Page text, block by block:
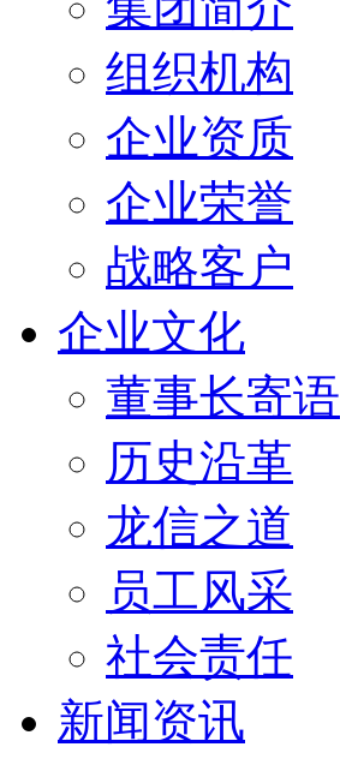
组织机构
企业资质
企业荣誉
战略客户
企业文化
董事长寄语
历史沿革
龙信之道
员工风采
社会责任
新闻资讯